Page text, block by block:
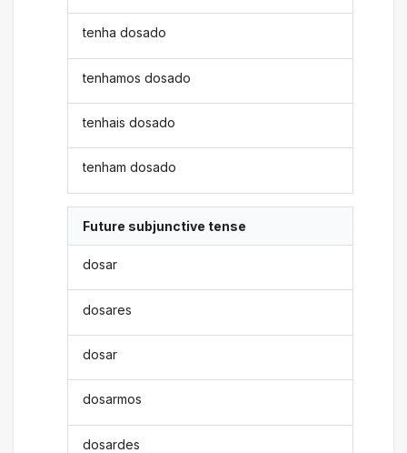
tenha dosado
tenhamos dosado
tenhais dosado
tenham dosado
Future subjunctive tense
dosar
dosares
dosar
dosarmos
dosardes